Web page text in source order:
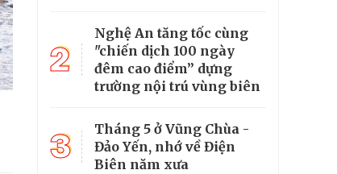
2
Nghệ An tăng tốc cùng
"chiến dịch 100 ngày
đêm cao điểm” dựng
trường nội trú vùng biên
3
Tháng 5 ở Vũng Chùa -
Đảo Yến, nhớ về Điện
Biên năm xưa